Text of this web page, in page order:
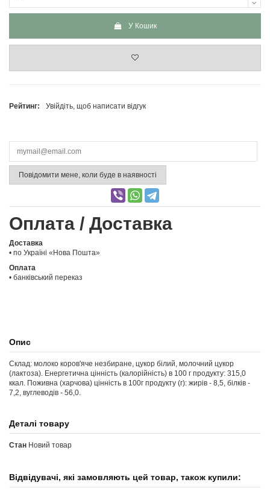
У Кошик
Рейтинг: Увійдіть, щоб написати відгук
Повідомити мене, коли буде в наявності
Оплата / Доставка
Доставка
• по Україні «Нова Пошта»
Оплата
• банківський переказ
Опис
Склад: молоко коров'яче незбиране, цукор білий, молочний цукор
(лактоза). Енергетична цінність (калорійність) в 100 г продукту: 315,0
ккал. Поживна (харчова) цінність в 100г продукту (г): жирів - 8,5, білків -
7,2, вуглеводів - 56,0.
Деталі товару
Стан Новий товар
Відвідувачі, які замовляють цей товар, також купили: